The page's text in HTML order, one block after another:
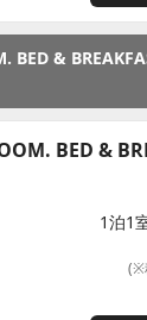
BED &
BED &
1泊1
(※